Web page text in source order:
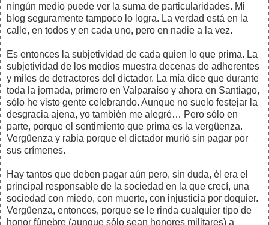
ningún medio puede ver la suma de particularidades. Mi
blog seguramente tampoco lo logra. La verdad está en la
calle, en todos y en cada uno, pero en nadie a la vez.
Es entonces la subjetividad de cada quien lo que prima. La
subjetividad de los medios muestra decenas de adherentes
y miles de detractores del dictador. La mía dice que durante
toda la jornada, primero en Valparaíso y ahora en Santiago,
sólo he visto gente celebrando. Aunque no suelo festejar la
desgracia ajena, yo también me alegré… Pero sólo en
parte, porque el sentimiento que prima es la vergüenza.
Vergüenza y rabia porque el dictador murió sin pagar por
sus crímenes.
Hay tantos que deben pagar aún pero, sin duda, él era el
principal responsable de la sociedad en la que crecí, una
sociedad con miedo, con muerte, con injusticia por doquier.
Vergüenza, entonces, porque se le rinda cualquier tipo de
honor fúnebre (aunque sólo sean honores militares) a